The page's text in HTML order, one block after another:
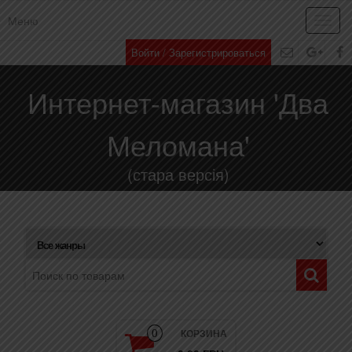
Меню
Войти / Зарегистрироваться
Интернет-магазин 'Два
Меломана'
(стара версія)
0 КОРЗИНА